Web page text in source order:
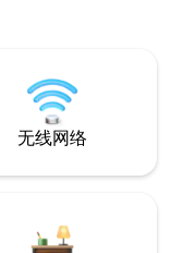
无线网络